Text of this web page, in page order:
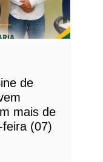
de
mais de
(07)